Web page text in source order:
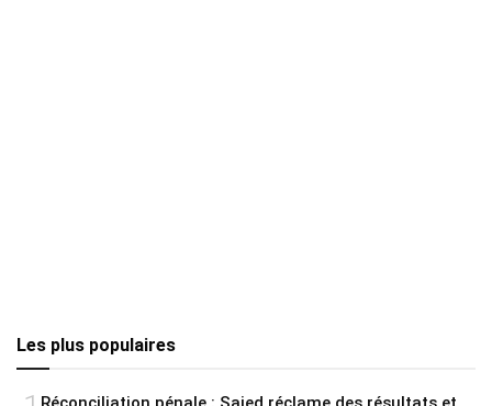
Les plus populaires